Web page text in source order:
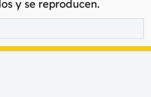
y se reproducen.